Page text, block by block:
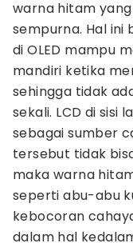
warna hitam
sempurna. Hal ini
di OLED mampu
mandiri ketika
sehingga tidak
sekali. LCD di sisi
sebagai sumber
tersebut tidak
maka warna
seperti abu-abu
kebocoran
dalam hal